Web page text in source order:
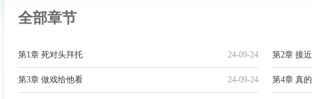
全部章节
24-09-24
第1章 死对头拜托 第2章 接
24-09-24
第3章 做戏给他看 第4章 真